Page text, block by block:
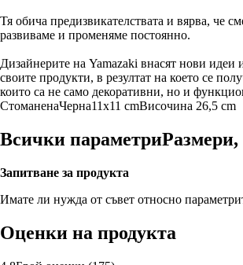
Тя обича предизвикателствата и вярва, че
развиваме и променяме постоянно.
Дизайнерите на Yamazaki внасят нови идеи
своите продукти, в резултат на което се
които са не само декоративни, но и
СтоманенаЧерна11x11 cmВисочина 26,5 cm
Всички параметриРазмери,
Запитване за продукта
Имате ли нужда от съвет относно
Оценки на продукта